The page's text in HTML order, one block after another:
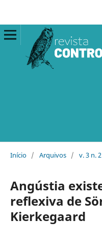
Início / Arquivos / v. 3 n.
Angústia
reflexiva de
Kierkegaard